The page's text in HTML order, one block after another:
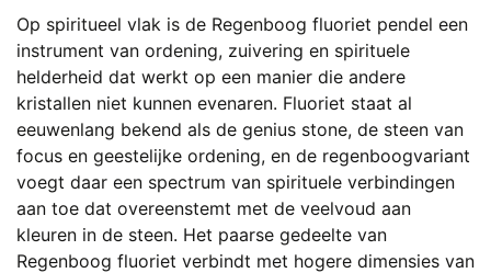
Op spiritueel vlak is de Regenboog fluoriet pendel een
instrument van ordening, zuivering en spirituele
helderheid dat werkt op een manier die andere
kristallen niet kunnen evenaren. Fluoriet staat al
eeuwenlang bekend als de genius stone, de steen van
focus en geestelijke ordening, en de regenboogvariant
voegt daar een spectrum van spirituele verbindingen
aan toe dat overeenstemt met de veelvoud aan
kleuren in de steen. Het paarse gedeelte van
Regenboog fluoriet verbindt met hogere dimensies van